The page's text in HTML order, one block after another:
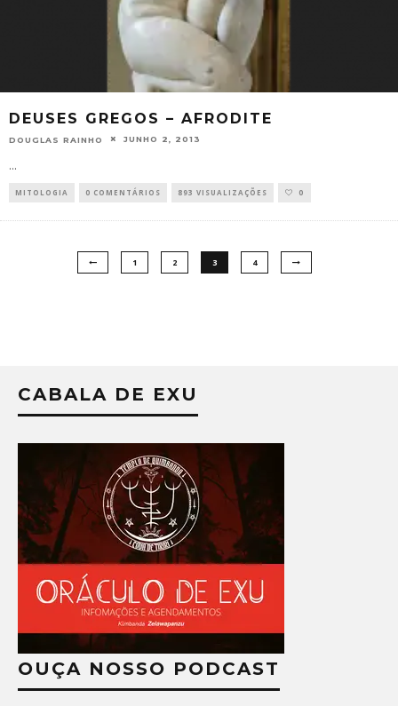
DEUSES GREGOS – AFRODITE
DOUGLAS RAINHO JUNHO 2, 2013
...
MITOLOGIA 0 COMENTÁRIOS 893 VISUALIZAÇÕES 0
1 2 3 4
CABALA DE EXU
OUÇA NOSSO PODCAST